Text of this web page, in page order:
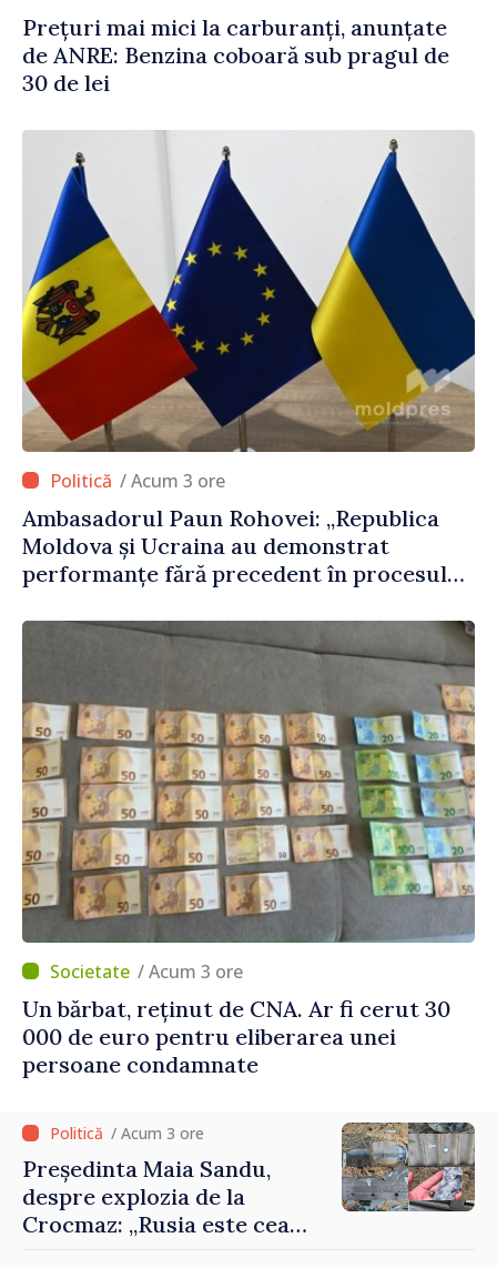
Prețuri mai mici la carburanți, anunțate
de ANRE: Benzina coboară sub pragul de
30 de lei
/ Acum 3 ore
Ambasadorul Paun Rohovei: „Republica
Moldova și Ucraina au demonstrat
performanțe fără precedent în procesul
/ Acum 3 ore
Un bărbat, reținut de CNA. Ar fi cerut 30
000 de euro pentru eliberarea unei
persoane condamnate
/ Acum 3 ore
Președinta Maia Sandu,
despre explozia de la
Crocmaz: „Rusia este cea